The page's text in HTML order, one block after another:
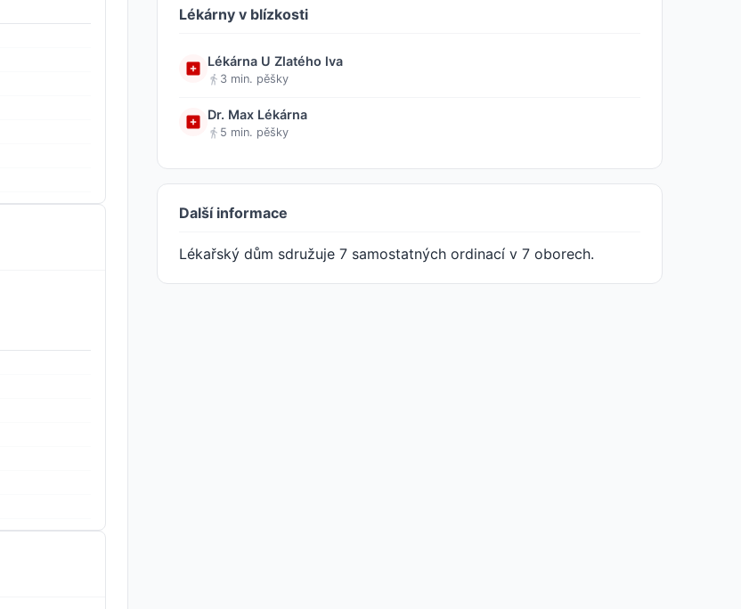
Lékárny v blízkosti
Lékárna U Zlatého lva
3 min. pěšky
Dr. Max Lékárna
5 min. pěšky
Další informace
Lékařský dům sdružuje 7 samostatných ordinací v 7 oborech.